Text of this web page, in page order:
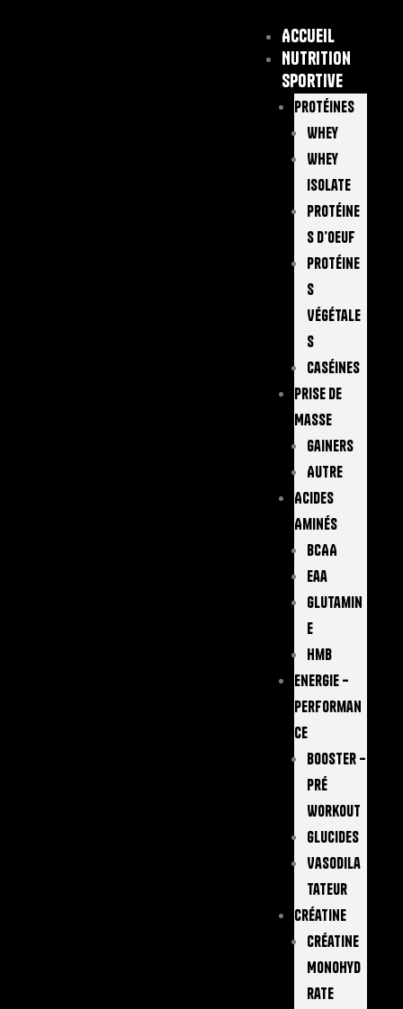
Accueil
Nutrition
sportive
Protéines
Whey
Whey
Isolate
Protéine
S D’oeuf
Protéine
S
Végétale
S
Caséines
Prise De
Masse
Gainers
Autre
Acides
Aminés
BCAA
Eaa
Glutamin
E
Hmb
Energie –
Performan
Ce
Booster –
Pré
Workout
Glucides
Vasodila
Tateur
Créatine
Créatine
Monohyd
Rate